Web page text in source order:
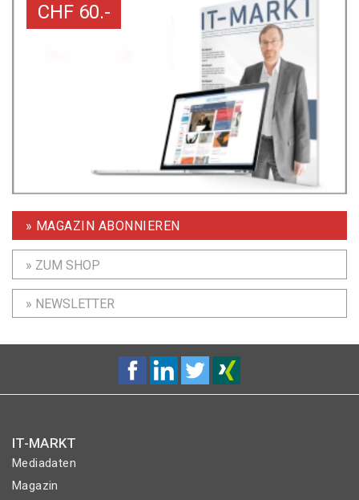
CHF 60.-
» MAGAZIN ABONNIEREN
» ZUM SHOP
» NEWSLETTER
IT-MARKT
Mediadaten
Magazin